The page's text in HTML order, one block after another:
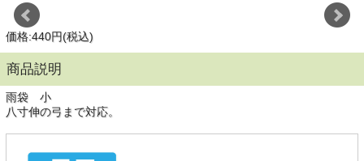
価格:440円(税込)
商品説明
雨袋 小
八寸伸の弓まで対応。